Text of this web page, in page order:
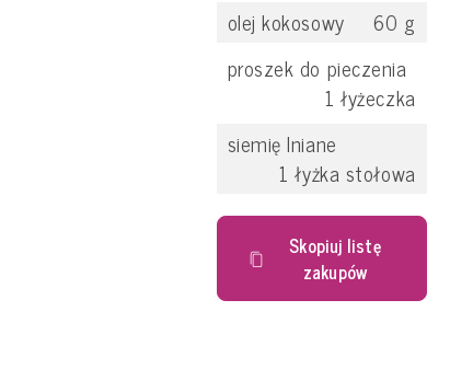
olej kokosowy
60 g
proszek do pieczenia
1 łyżeczka
siemię lniane
1 łyżka stołowa
Skopiuj listę
zakupów